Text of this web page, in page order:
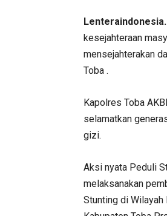
kesejahteraan
mensejahterakan
Toba .
Kapolres Toba
selamatkan
gizi.
Aksi nyata Peduli
melaksanakan
Stunting di